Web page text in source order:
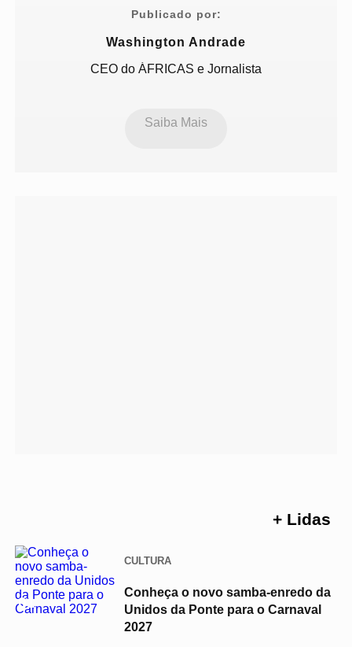
Publicado por:
Washington Andrade
CEO do ÁFRICAS e Jornalista
Saiba Mais
+ Lidas
01
CULTURA
Conheça o novo samba-enredo da
Unidos da Ponte para o Carnaval
2027